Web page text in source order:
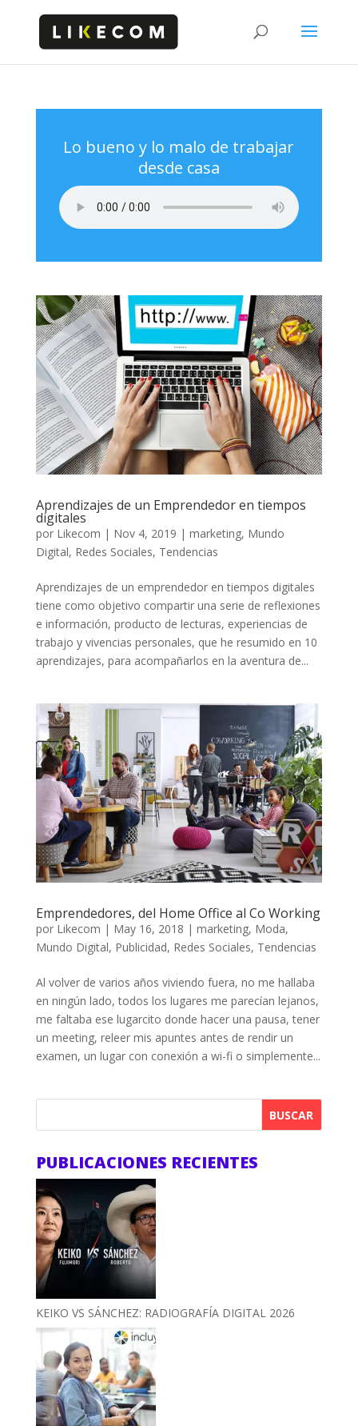
Lo bueno y lo malo de trabajar
desde casa
Aprendizajes de un Emprendedor en tiempos
digitales
por Likecom | Nov 4, 2019 | marketing, Mundo
Digital, Redes Sociales, Tendencias
Aprendizajes de un emprendedor en tiempos digitales
tiene como objetivo compartir una serie de reflexiones
e información, producto de lecturas, experiencias de
trabajo y vivencias personales, que he resumido en 10
aprendizajes, para acompañarlos en la aventura de...
Emprendedores, del Home Office al Co Working
por Likecom | May 16, 2018 | marketing, Moda,
Mundo Digital, Publicidad, Redes Sociales, Tendencias
Al volver de varios años viviendo fuera, no me hallaba
en ningún lado, todos los lugares me parecían lejanos,
me faltaba ese lugarcito donde hacer una pausa, tener
un meeting, releer mis apuntes antes de rendir un
examen, un lugar con conexión a wi-fi o simplemente...
BUSCAR
PUBLICACIONES RECIENTES
KEIKO VS SÁNCHEZ: RADIOGRAFÍA DIGITAL 2026